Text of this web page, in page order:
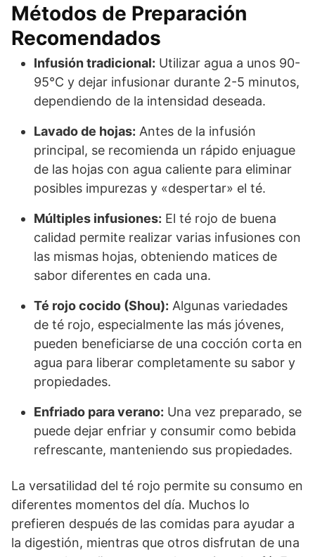
Métodos de Preparación
Recomendados
Infusión tradicional: Utilizar agua a unos 90-
95°C y dejar infusionar durante 2-5 minutos,
dependiendo de la intensidad deseada.
Lavado de hojas: Antes de la infusión
principal, se recomienda un rápido enjuague
de las hojas con agua caliente para eliminar
posibles impurezas y «despertar» el té.
Múltiples infusiones: El té rojo de buena
calidad permite realizar varias infusiones con
las mismas hojas, obteniendo matices de
sabor diferentes en cada una.
Té rojo cocido (Shou): Algunas variedades
de té rojo, especialmente las más jóvenes,
pueden beneficiarse de una cocción corta en
agua para liberar completamente su sabor y
propiedades.
Enfriado para verano: Una vez preparado, se
puede dejar enfriar y consumir como bebida
refrescante, manteniendo sus propiedades.
La versatilidad del té rojo permite su consumo en
diferentes momentos del día. Muchos lo
prefieren después de las comidas para ayudar a
la digestión, mientras que otros disfrutan de una